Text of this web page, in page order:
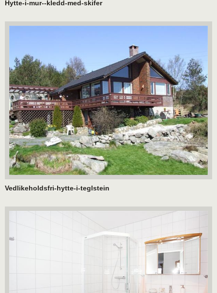
Hytte-i-mur--kledd-med-skifer
Vedlikeholdsfri-hytte-i-teglstein